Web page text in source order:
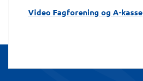
Video Fagforening og A-kasse